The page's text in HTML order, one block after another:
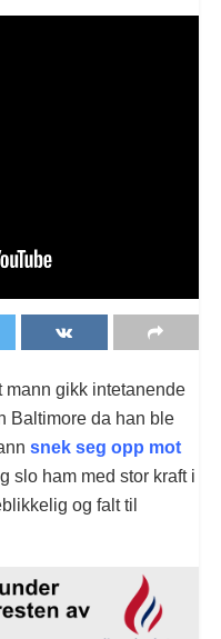
mann gikk intetanende
Baltimore da han ble
snek seg opp mot
slo ham med stor kraft i
og falt til